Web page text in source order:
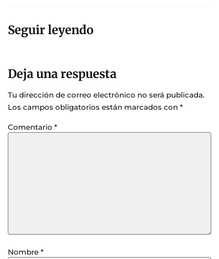
Seguir leyendo
Deja una respuesta
Tu dirección de correo electrónico no será publicada.
Los campos obligatorios están marcados con *
Comentario *
Nombre *